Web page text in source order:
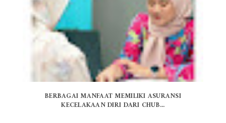
BERBAGAI MANFAAT MEMILIKI ASURANSI
KECELAKAAN DIRI DARI CHUB...